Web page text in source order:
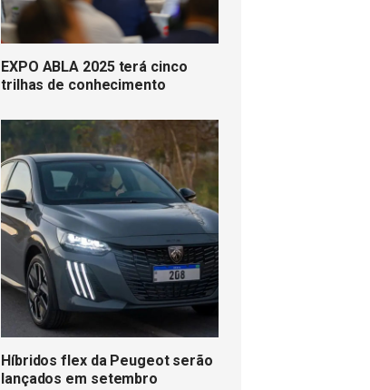
EXPO ABLA 2025 terá cinco
trilhas de conhecimento
Híbridos flex da Peugeot serão
lançados em setembro